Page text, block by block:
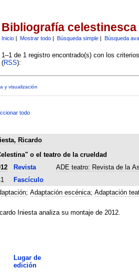
Bibliografía celestinesca
Inicio| Mostrar todo| Búsqueda simple| Búsqueda
1–1 de 1 registro encontrado(s) con los
(RSS):
y visualización
todo
Ricardo
o el teatro de la crueldad
Revista
ADE teatro: Revista de la
Fascículo
; Adaptación escénica; Adaptación
Iniesta analiza su montaje de 2012.
Lugar de
edición